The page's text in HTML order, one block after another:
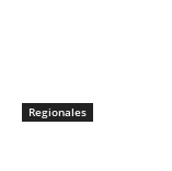
Regionales